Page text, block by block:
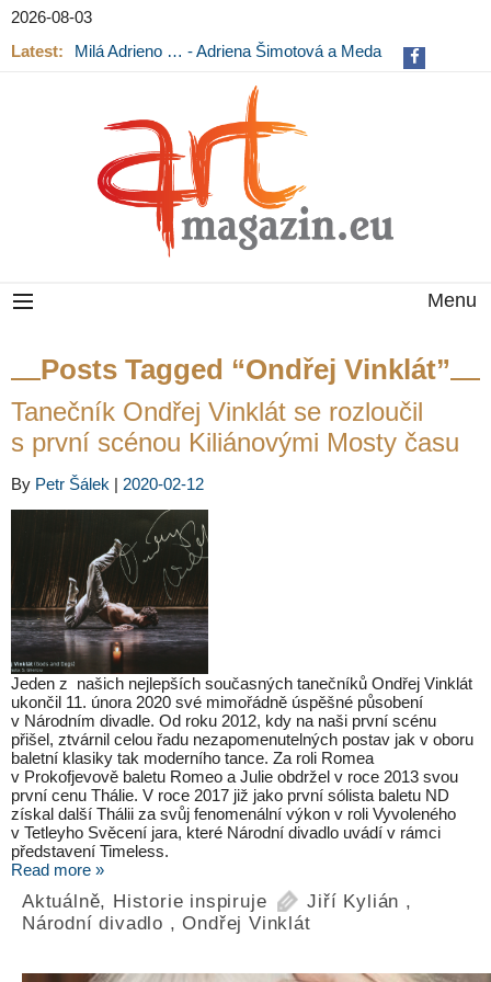
2026-08-03
Latest:
Milá Adrieno … - Adriena Šimotová a Meda
Menu
Posts Tagged “Ondřej Vinklát”
Tanečník Ondřej Vinklát se rozloučil
s první scénou Kiliánovými Mosty času
By Petr Šálek | 2020-02-12
Jeden z našich nejlepších současných tanečníků Ondřej Vinklát
ukončil 11. února 2020 své mimořádně úspěšné působení
v Národním divadle. Od roku 2012, kdy na naši první scénu
přišel, ztvárnil celou řadu nezapomenutelných postav jak v oboru
baletní klasiky tak moderního tance. Za roli Romea
v Prokofjevově baletu Romeo a Julie obdržel v roce 2013 svou
první cenu Thálie. V roce 2017 již jako první sólista baletu ND
získal další Thálii za svůj fenomenální výkon v roli Vyvoleného
v Tetleyho Svěcení jara, které Národní divadlo uvádí v rámci
představení Timeless.
Read more »
Aktuálně, Historie inspiruje Jiří Kylián ,
Národní divadlo ,Ondřej Vinklát